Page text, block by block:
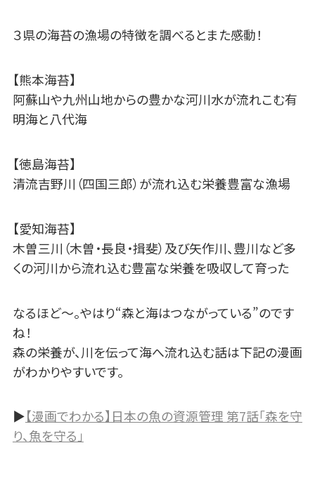
３県の海苔の漁場の特徴を調べるとまた感動！
【熊本海苔】
阿蘇山や九州山地からの豊かな河川水が流れこむ有
明海と八代海
【徳島海苔】
清流吉野川（四国三郎）が流れ込む栄養豊富な漁場
【愛知海苔】
木曽三川（木曽・長良・揖斐）及び矢作川、豊川など多
くの河川から流れ込む豊富な栄養を吸収して育った
なるほど～。やはり“森と海はつながっている”のです
ね！
森の栄養が、川を伝って海へ流れ込む話は下記の漫画
がわかりやすいです。
▶【漫画でわかる】日本の魚の資源管理 第7話「森を守
り、魚を守る」